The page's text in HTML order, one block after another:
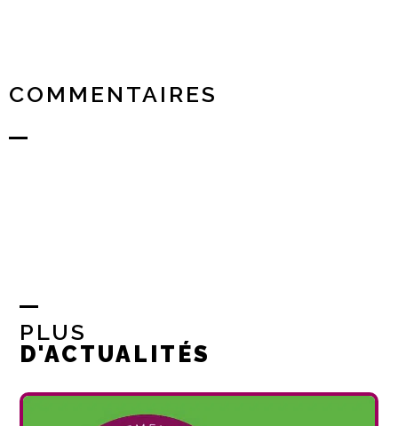
COMMENTAIRES
PLUS
D'ACTUALITÉS